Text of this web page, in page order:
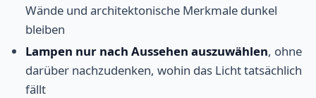
Wände und architektonische Merkmale dunkel
bleiben
Lampen nur nach Aussehen auszuwählen, ohne
darüber nachzudenken, wohin das Licht tatsächlich
fällt